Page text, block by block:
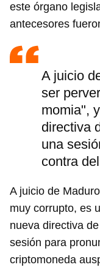
este órgano
antecesores
A juicio
ser
momia",
directiva
una
contra
A juicio de
muy corrupto, es
nueva directiva
sesión para
criptomoneda